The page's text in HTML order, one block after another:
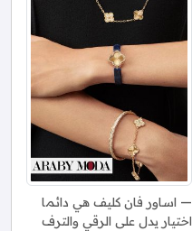
اساور فان كليف هي دائما
اختيار يدل على الرقي والترف